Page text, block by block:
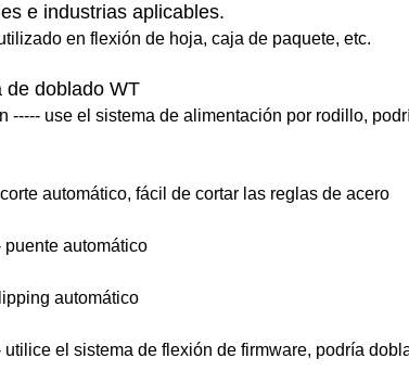
e industrias aplicables.
en flexión de hoja, caja de paquete, etc.
de doblado WT
----- use el sistema de alimentación por rodillo,
automático, fácil de cortar las reglas de acero
puente automático
automático
utilice el sistema de flexión de firmware, podría